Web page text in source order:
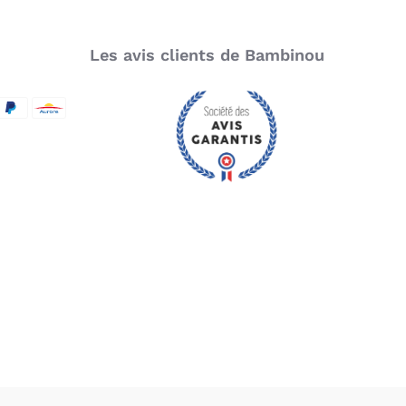
Les avis clients de Bambinou